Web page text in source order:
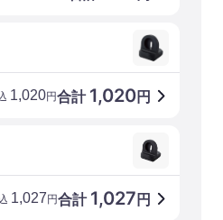
合計 1,020円
1,020円
合計 1,027 円
1,027円